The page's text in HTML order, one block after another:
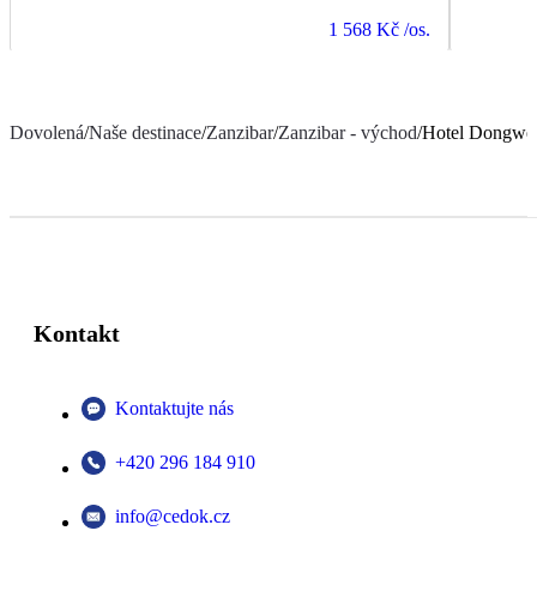
1 568 Kč /os.
Dovolená/Naše destinace/Zanzibar/Zanzibar - východ/Hotel
Kontakt
Kontaktujte nás
+420 296 184 910
info@cedok.cz